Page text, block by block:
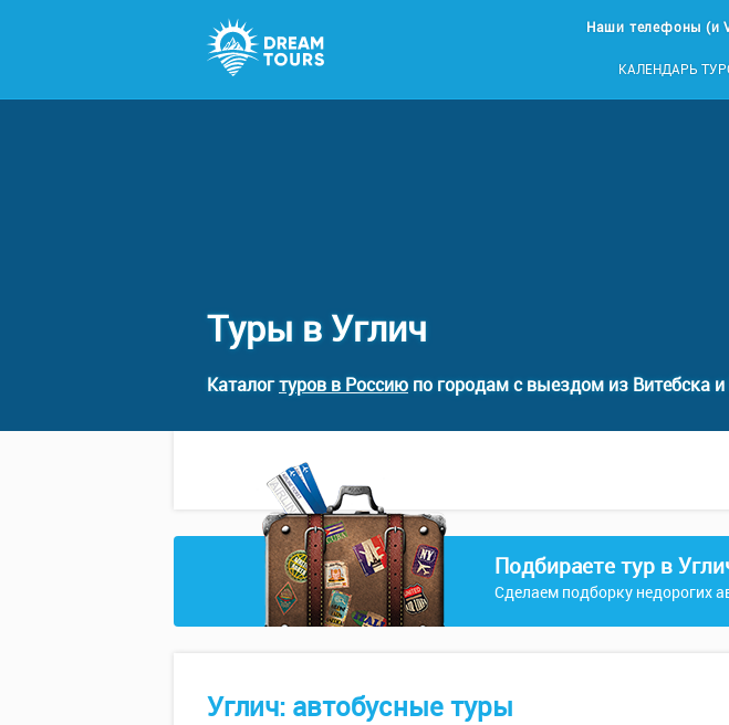
Наши телефоны (и
КАЛЕНДАРЬ
Туры в Углич
Каталогтуров в Россию по городам с выездом из Витебска
Подбираете тур в
Сделаем подборку недорогих
Углич: автобусные туры